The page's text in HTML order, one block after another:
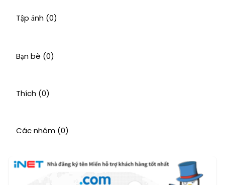
Tập ảnh (0)
Bạn bè (0)
Thích (0)
Các nhóm (0)